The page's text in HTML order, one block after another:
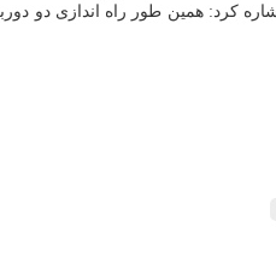
شهرداری منطقه ۱۳، رحمان زاده اشاره